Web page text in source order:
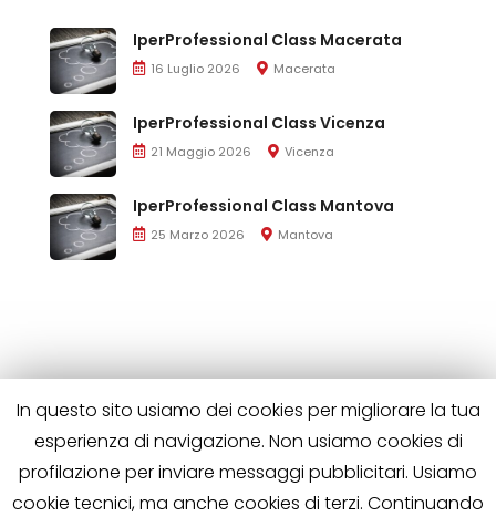
IperProfessional Class Macerata
16 Luglio 2026 Macerata
IperProfessional Class Vicenza
21 Maggio 2026 Vicenza
IperProfessional Class Mantova
25 Marzo 2026 Mantova
In questo sito usiamo dei cookies per migliorare la tua
esperienza di navigazione. Non usiamo cookies di
profilazione per inviare messaggi pubblicitari. Usiamo
cookie tecnici, ma anche cookies di terzi. Continuando